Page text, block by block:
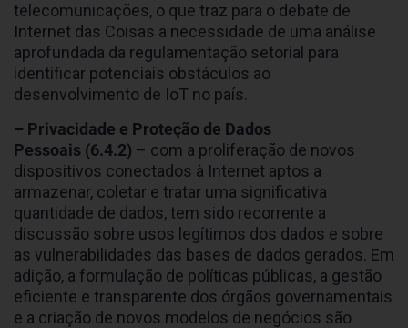
telecomunicações, o que traz para o debate de
Internet das Coisas a necessidade de uma análise
aprofundada da regulamentação setorial para
identificar potenciais obstáculos ao
desenvolvimento de IoT no país.
– Privacidade e Proteção de Dados
Pessoais (6.4.2) – com a proliferação de novos
dispositivos conectados à Internet aptos a
armazenar, coletar e tratar uma significativa
quantidade de dados, tem sido recorrente a
discussão sobre usos legítimos dos dados e sobre
as vulnerabilidades das bases de dados gerados. Em
adição, a formulação de políticas públicas, a gestão
eficiente e transparente dos órgãos governamentais
e a criação de novos modelos de negócios são